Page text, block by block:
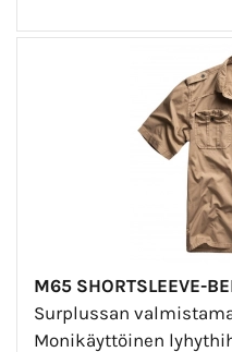
M65 SHORTSLEEVE-
Surplussan
Monikäyttöinen